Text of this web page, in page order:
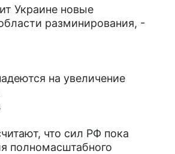
Украине новые
разминирования, -
на увеличение
что сил РФ пока
полномасштабного